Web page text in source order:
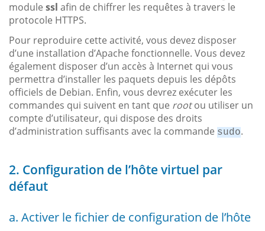
module ssl afin de chiffrer les requêtes à travers le
protocole HTTPS.
Pour reproduire cette activité, vous devez disposer
d’une installation d’Apache fonctionnelle. Vous devez
également disposer d’un accès à Internet qui vous
permettra d’installer les paquets depuis les dépôts
officiels de Debian. Enfin, vous devrez exécuter les
commandes qui suivent en tant que rootou utiliser un
compte d’utilisateur, qui dispose des droits
d’administration suffisants avec la commande sudo.
2. Configuration de l’hôte virtuel par
défaut
a. Activer le fichier de configuration de l’hôte